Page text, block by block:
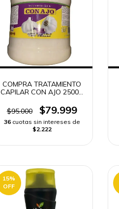
COMPRA TRATAMIENTO
CAPILAR CON AJO 2500G
$95.000
$79.999
36 cuotas sin intereses de
$2.222
15%
OFF